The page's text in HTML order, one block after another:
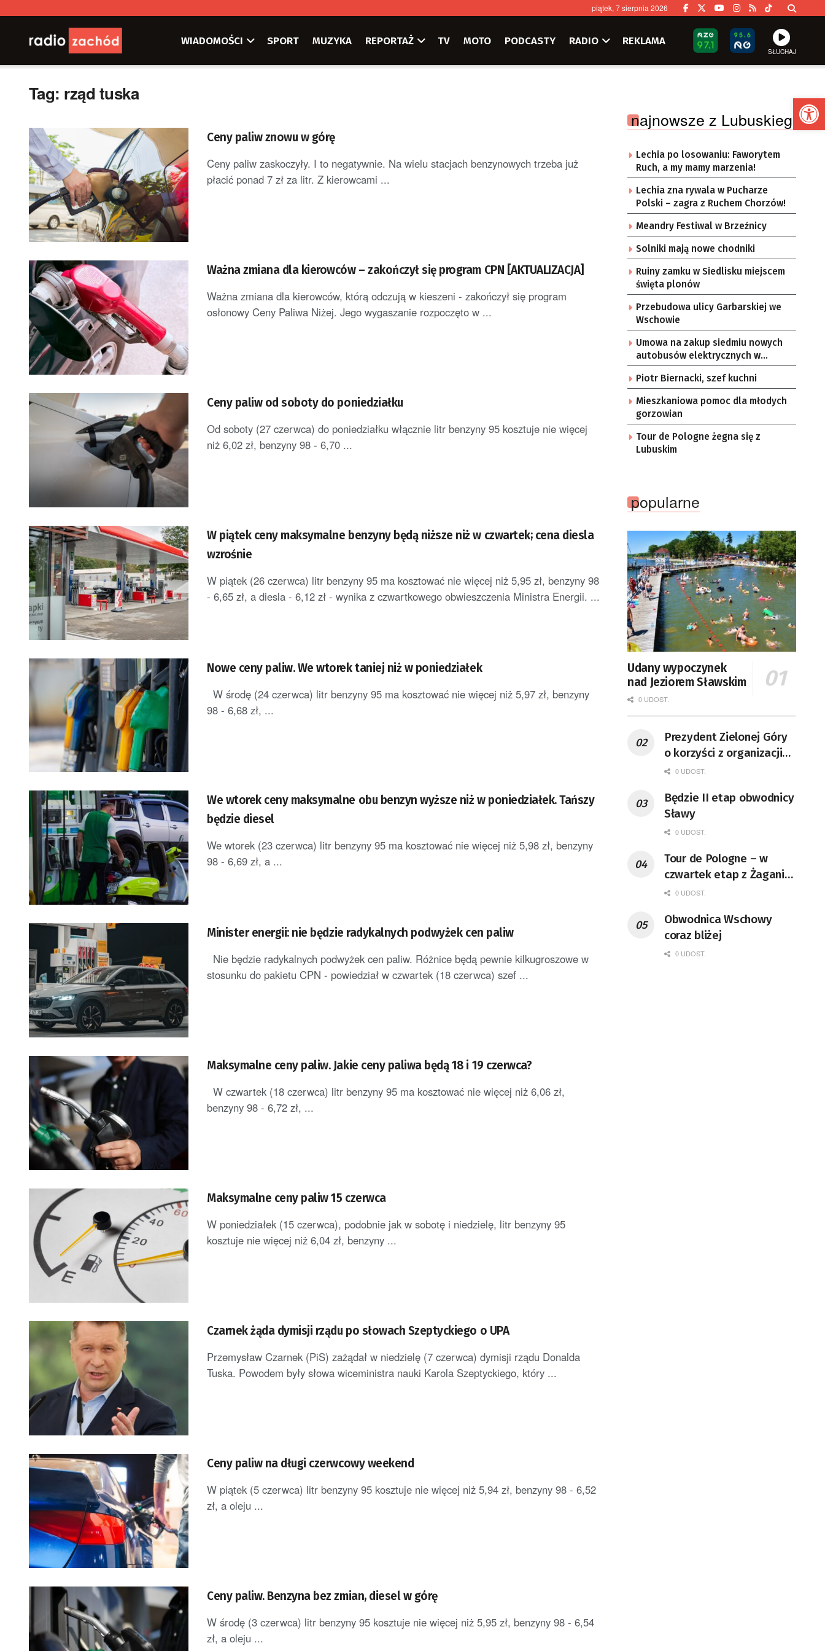
piątek, 7 sierpnia 2026
WIADOMOŚCI SPORT MUZYKA REPORTAŻ TV MOTO PODCASTY RADIO REKLAMA
SŁUCHAJ
Tag: rząd tuska
Ceny paliw znowu w górę
Ceny paliw zaskoczyły. I to negatywnie. Na wielu stacjach benzynowych trzeba już
płacić ponad 7 zł za litr. Z kierowcami ...
Ważna zmiana dla kierowców – zakończył się program CPN [AKTUALIZACJA]
Ważna zmiana dla kierowców, którą odczują w kieszeni - zakończył się program
osłonowy Ceny Paliwa Niżej. Jego wygaszanie rozpoczęto w ...
Ceny paliw od soboty do poniedziałku
Od soboty (27 czerwca) do poniedziałku włącznie litr benzyny 95 kosztuje nie więcej
niż 6,02 zł, benzyny 98 - 6,70 ...
W piątek ceny maksymalne benzyny będą niższe niż w czwartek; cena diesla
wzrośnie
W piątek (26 czerwca) litr benzyny 95 ma kosztować nie więcej niż 5,95 zł, benzyny 98
- 6,65 zł, a diesla - 6,12 zł - wynika z czwartkowego obwieszczenia Ministra Energii. ...
Nowe ceny paliw. We wtorek taniej niż w poniedziałek
W środę (24 czerwca) litr benzyny 95 ma kosztować nie więcej niż 5,97 zł, benzyny
98 - 6,68 zł, ...
We wtorek ceny maksymalne obu benzyn wyższe niż w poniedziałek. Tańszy
będzie diesel
We wtorek (23 czerwca) litr benzyny 95 ma kosztować nie więcej niż 5,98 zł, benzyny
98 - 6,69 zł, a ...
Minister energii: nie będzie radykalnych podwyżek cen paliw
Nie będzie radykalnych podwyżek cen paliw. Różnice będą pewnie kilkugroszowe w
stosunku do pakietu CPN - powiedział w czwartek (18 czerwca) szef ...
Maksymalne ceny paliw. Jakie ceny paliwa będą 18 i 19 czerwca?
W czwartek (18 czerwca) litr benzyny 95 ma kosztować nie więcej niż 6,06 zł,
benzyny 98 - 6,72 zł, ...
Maksymalne ceny paliw 15 czerwca
W poniedziałek (15 czerwca), podobnie jak w sobotę i niedzielę, litr benzyny 95
kosztuje nie więcej niż 6,04 zł, benzyny ...
Czarnek żąda dymisji rządu po słowach Szeptyckiego o UPA
Przemysław Czarnek (PiS) zażądał w niedzielę (7 czerwca) dymisji rządu Donalda
Tuska. Powodem były słowa wiceministra nauki Karola Szeptyckiego, który ...
Ceny paliw na długi czerwcowy weekend
W piątek (5 czerwca) litr benzyny 95 kosztuje nie więcej niż 5,94 zł, benzyny 98 - 6,52
zł, a oleju ...
Ceny paliw. Benzyna bez zmian, diesel w górę
W środę (3 czerwca) litr benzyny 95 kosztuje nie więcej niż 5,95 zł, benzyny 98 - 6,54
zł, a oleju ...
najnowsze z Lubuskiego
Lechia po losowaniu: Faworytem
Ruch, a my mamy marzenia!
Lechia zna rywala w Pucharze
Polski – zagra z Ruchem Chorzów!
Meandry Festiwal w Brzeźnicy
Solniki mają nowe chodniki
Ruiny zamku w Siedlisku miejscem
święta plonów
Przebudowa ulicy Garbarskiej we
Wschowie
Umowa na zakup siedmiu nowych
autobusów elektrycznych w
Zielonej Górze
Piotr Biernacki, szef kuchni
Mieszkaniowa pomoc dla młodych
gorzowian
Tour de Pologne żegna się z
Lubuskim
popularne
Udany wypoczynek
nad Jeziorem Sławskim
0 UDOST.
Prezydent Zielonej Góry
o korzyści z organizacji
mety Tour de Pologne
0 UDOST.
Będzie II etap obwodnicy
Sławy
0 UDOST.
Tour de Pologne – w
czwartek etap z Żagania
do Karpacza
0 UDOST.
Obwodnica Wschowy
coraz bliżej
0 UDOST.